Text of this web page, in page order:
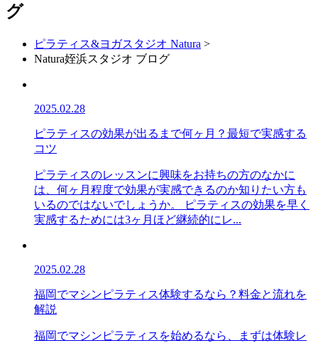
グ
ピラティス&ヨガスタジオ Natura >
Natura姪浜スタジオ ブログ
2025.02.28
ピラティスの効果が出るまで何ヶ月？最短で実感する
コツ
ピラティスのレッスンに興味をお持ちの方のなかに
は、何ヶ月程度で効果が実感できるのか知りたい方も
いるのではないでしょうか。 ピラティスの効果を早く
実感するためには3ヶ月ほど継続的にレ...
2025.02.28
福岡でマシンピラティス体験するなら？料金と流れを
解説
福岡でマシンピラティスを始めるなら、まずは体験レ